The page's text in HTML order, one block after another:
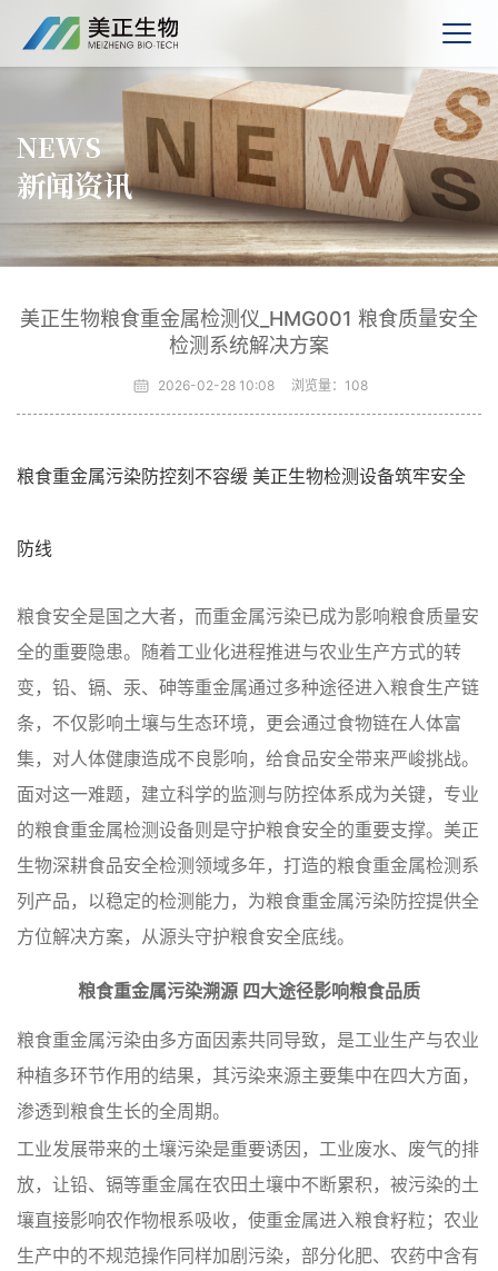
NEWS
新闻资讯
美正生物粮食重金属检测仪_HMG001 粮食质量安全
检测系统解决方案
2026-02-28 10:08 浏览量： 108
粮食重金属污染防控刻不容缓 美正生物检测设备筑牢安全
防线
粮食安全是国之大者，而重金属污染已成为影响粮食质量安
全的重要隐患。随着工业化进程推进与农业生产方式的转
变，铅、镉、汞、砷等重金属通过多种途径进入粮食生产链
条，不仅影响土壤与生态环境，更会通过食物链在人体富
集，对人体健康造成不良影响，给食品安全带来严峻挑战。
面对这一难题，建立科学的监测与防控体系成为关键，专业
的粮食重金属检测设备则是守护粮食安全的重要支撑。美正
生物深耕食品安全检测领域多年，打造的粮食重金属检测系
列产品，以稳定的检测能力，为粮食重金属污染防控提供全
方位解决方案，从源头守护粮食安全底线。
粮食重金属污染溯源 四大途径影响粮食品质
粮食重金属污染由多方面因素共同导致，是工业生产与农业
种植多环节作用的结果，其污染来源主要集中在四大方面，
渗透到粮食生长的全周期。
工业发展带来的土壤污染是重要诱因，工业废水、废气的排
放，让铅、镉等重金属在农田土壤中不断累积，被污染的土
壤直接影响农作物根系吸收，使重金属进入粮食籽粒；农业
生产中的不规范操作同样加剧污染，部分化肥、农药中含有